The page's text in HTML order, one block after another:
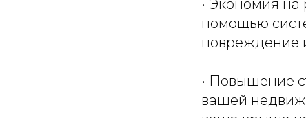
• Экономия
помощью
повреждение
• Повышение
вашей